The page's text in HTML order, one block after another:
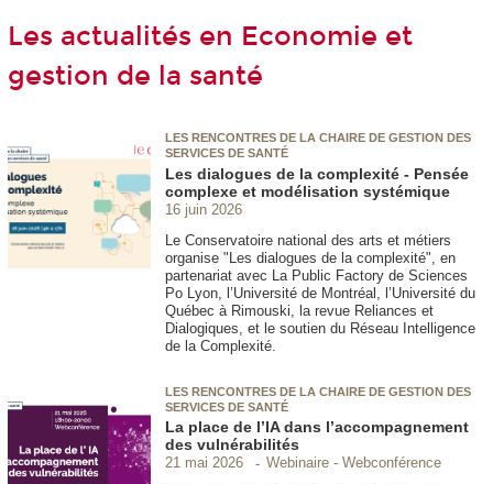
Les actualités en Economie et
gestion de la santé
LES RENCONTRES DE LA CHAIRE DE GESTION DES
SERVICES DE SANTÉ
Les dialogues de la complexité - Pensée
complexe et modélisation systémique
16 juin 2026
Le Conservatoire national des arts et métiers
organise "Les dialogues de la complexité", en
partenariat avec La Public Factory de Sciences
Po Lyon, l’Université de Montréal, l’Université du
Québec à Rimouski, la revue Reliances et
Dialogiques, et le soutien du Réseau Intelligence
de la Complexité.
LES RENCONTRES DE LA CHAIRE DE GESTION DES
SERVICES DE SANTÉ
La place de l’IA dans l’accompagnement
des vulnérabilités
21 mai 2026
Webinaire - Webconférence